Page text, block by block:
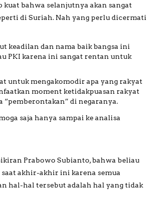
kuat bahwa selanjutnya akan sangat
di Suriah. Nah yang perlu dicermati
keadilan dan nama baik bangsa ini
PKI karena ini sangat rentan untuk
untuk mengakomodir apa yang rakyat
moment ketidakpuasan rakyat
“pemberontakan” di negaranya.
saja hanya sampai ke analisa
Prabowo Subianto, bahwa beliau
akhir-akhir ini karena semua
hal-hal tersebut adalah hal yang tidak